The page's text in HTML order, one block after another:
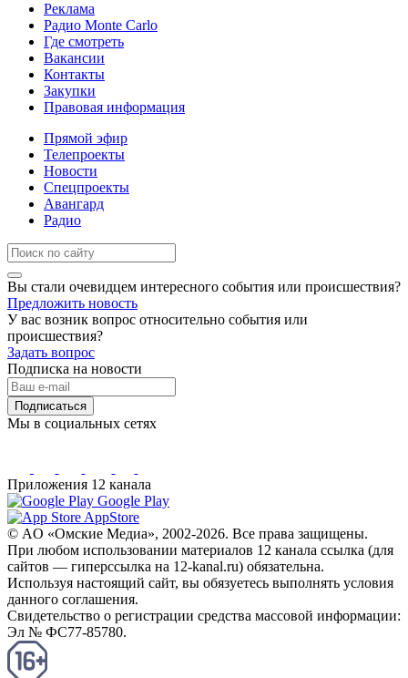
Реклама
Радио Monte Carlo
Где смотреть
Вакансии
Контакты
Закупки
Правовая информация
Прямой эфир
Телепроекты
Новости
Спецпроекты
Авангард
Радио
Вы стали очевидцем интересного события или происшествия?
Предложить новость
У вас возник вопрос относительно события или
происшествия?
Задать вопрос
Подписка на новости
Подписаться
Мы в социальных сетях
Приложения 12 канала
Google Play
AppStore
© AO «Омские Медиа», 2002-2026. Все права защищены.
При любом использовании материалов 12 канала ссылка (для
сайтов — гиперссылка на 12-kanal.ru) обязательна.
Используя настоящий сайт, вы обязуетесь выполнять условия
данного соглашения.
Свидетельство о регистрации средства массовой информации:
Эл № ФС77-85780.